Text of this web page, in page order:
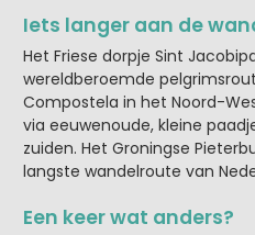
Iets langer aan de
Het Friese dorpje Sint
wereldberoemde
Compostela in het Noord-
via eeuwenoude, kleine
zuiden. Het Groningse
langste wandelroute van
Een keer wat anders?